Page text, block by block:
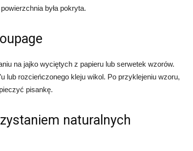
była pokryta.
na jajko wyciętych z papieru lub serwetek wzorów.
lub rozcieńczonego kleju wikol. Po przyklejeniu wzoru,
pisankę.
naturalnych